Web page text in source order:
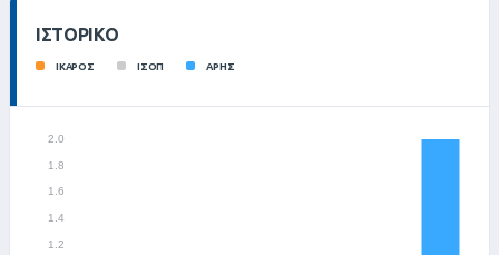
ΙΣΤΟΡΙΚΌ
ΙΚΑΡΟΣ ΙΣΟΠ ΑΡΗΣ